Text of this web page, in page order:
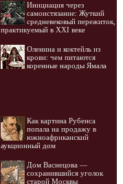
Инициация через
самоистязание: Жуткий
средневековый пережиток,
практикуемый в XXI веке
Оленина и коктейль из
крови: чем питаются
коренные народы Ямала
Как картина Рубенса
попала на продажу в
южноафриканский
аукционный дом
Дом Васнецова —
сохранившийся уголок
старой Москвы